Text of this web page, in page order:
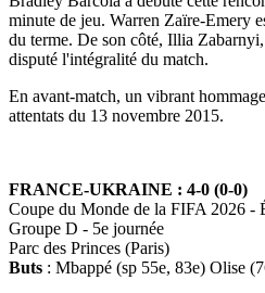
minute de jeu. Warren Zaïre-Emery
du terme. De son côté, Illia
disputé l'intégralité du match.
En avant-match, un vibrant
attentats du 13 novembre 2015.
FRANCE-UKRAINE : 4-0 (0-0)
Coupe du Monde de la FIFA 2026 -
Groupe D - 5e journée
Parc des Princes (Paris)
Buts : Mbappé (sp 55e, 83e) Olise